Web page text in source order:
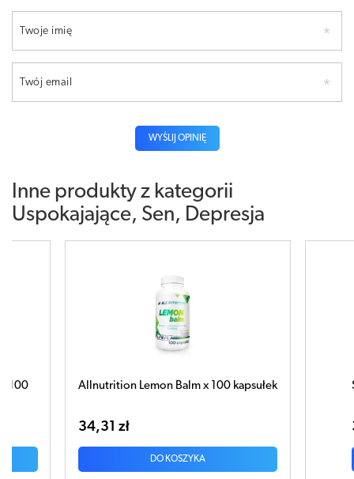
Twoje imię
Twój email
WYŚLIJ OPINIĘ
Inne produkty z kategorii
Uspokajające, Sen, Depresja
x 100 kapsułek SFD Chmiel x 180 tabletek